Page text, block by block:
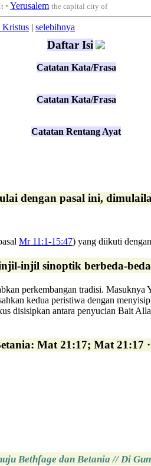
of Olives
· Yerusalem the capital city of Israel,a
Kristus | selebihnya
Daftar Isi
Catatan Kata/Frasa
Catatan Kata/Frasa
Catatan Rentang Ayat
dengan pasal ini,
Mr 11:1-15:47) yang diikuti
injil sinoptik berbeda-
perkembangan tradisi. Masuknya
kedua peristiwa dengan
disisipkan antara penyucian Bait
Mat 21:17; Mat
Bethfage dan Betania // Di